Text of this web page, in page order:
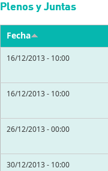
Pasar al contenido principal
Plenos y Juntas
Fecha
16/12/2013 - 10:00
16/12/2013 - 10:00
26/12/2013 - 00:00
30/12/2013 - 10:00